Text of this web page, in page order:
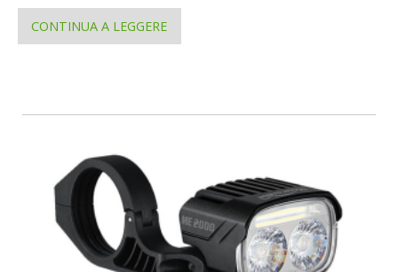
CONTINUA A LEGGERE